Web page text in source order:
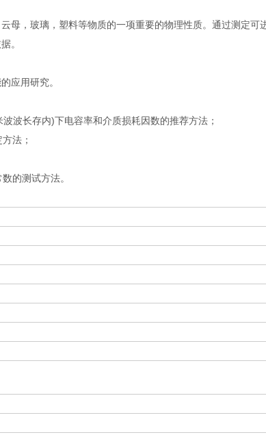
母，玻璃，塑料等物质的一项重要的物理性质。通过测定可
。
应用研究。
波长存内)下电容率和介质损耗因数的推荐方法；
法；
的测试方法。